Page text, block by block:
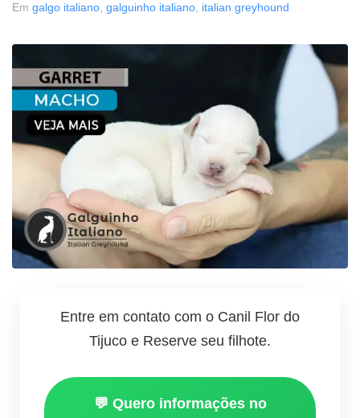
Em galgo italiano, galguinho italiano, italian greyhound
Entre em contato com o Canil Flor do
Tijuco e Reserve seu filhote.
💬 Quero informações no